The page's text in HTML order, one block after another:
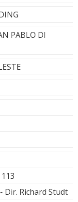
PABLO DI
Richard Studt